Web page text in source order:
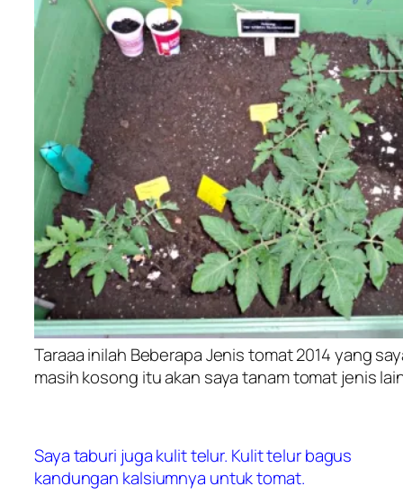
Taraaa inilah Beberapa Jenis tomat 2014 yang
masih kosong itu akan saya tanam tomat jenis
Saya taburi juga kulit telur. Kulit telur bagus
kandungan kalsiumnya untuk tomat.